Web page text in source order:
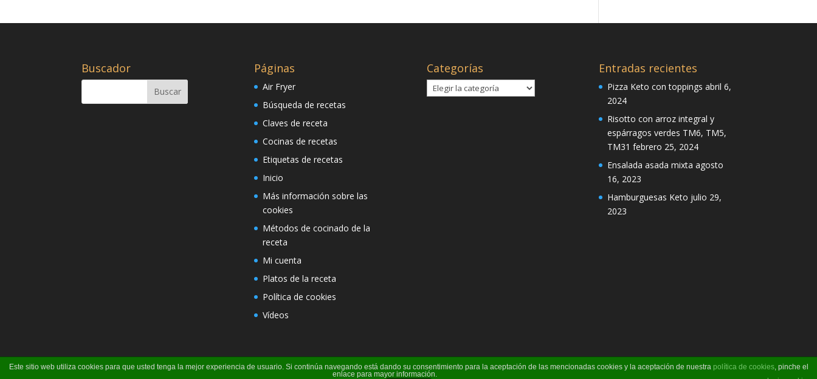
Buscador Páginas
Air Fryer
Búsqueda de recetas
Claves de receta
Cocinas de recetas
Etiquetas de recetas
Inicio
Más información sobre las
cookies
Métodos de cocinado de la
receta
Mi cuenta
Platos de la receta
Política de cookies
Vídeos
Categorías
Categorías
Entradas recientes
Pizza Keto con toppings abril 6,
2024
Risotto con arroz integral y
espárragos verdes TM6, TM5,
TM31 febrero 25, 2024
Ensalada asada mixta agosto
16, 2023
Hamburguesas Keto julio 29,
2023
Este sitio web utiliza cookies para que usted tenga la mejor experiencia de usuario. Si continúa navegando está dando su consentimiento para la aceptación de las mencionadas cookies y la aceptación de nuestra política de cookies, pinche el
enlace para mayor información.